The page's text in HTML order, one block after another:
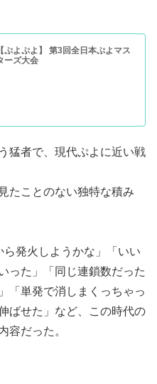
【ぷよぷよ】 第3回全日本ぷよマス
ーズ大会
猛者で、現代ぷよに近い戦
たことのない独特な積み
ら発火しようかな」「いい
った」「同じ連鎖数だった
「単発で消しまくっちゃっ
ばせた」など、この時代の
容だった。